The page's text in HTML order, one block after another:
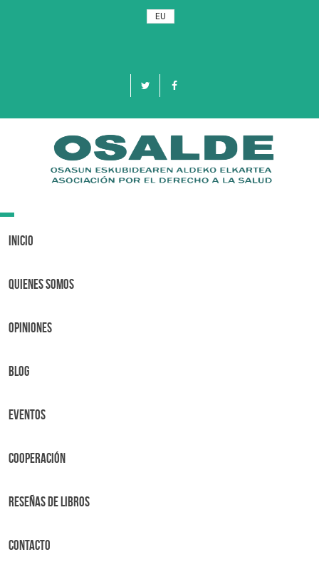
EU
Toggle
Inicio
Quienes Somos
OPINIONES
BLOG
Eventos
Cooperación
Reseñas de libros
Contacto